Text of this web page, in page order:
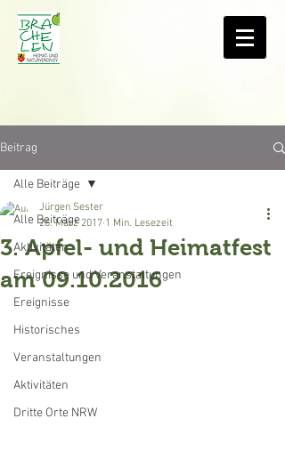
Beitrag
Alle Beiträge
Aktivitäten
Ereignisse und Veranstaltungen
Ereignisse
Historisches
Veranstaltungen
Aktivitäten
Dritte Orte NRW
Alle Beiträge
3. Apfel- und Heimatfest
am 09.10.2016
Jürgen Sester
26. März 2017 1 Min. Lesezeit